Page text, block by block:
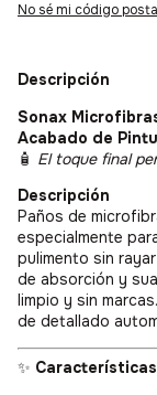
No sé mi código
Descripción
Sonax
Acabado de
🧴 El toque final
Descripción
Paños de
especialmente
pulimento sin
de absorción y
limpio y sin
de detallado
✨